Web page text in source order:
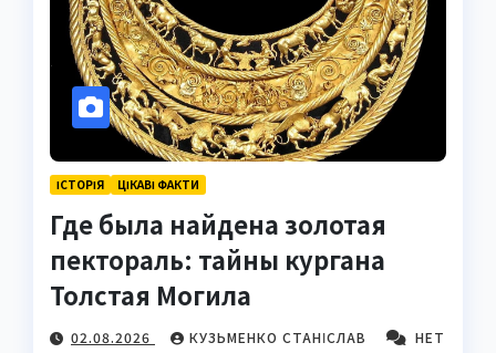
ІСТОРІЯ ЦІКАВІ ФАКТИ
Где была найдена золотая
пектораль: тайны кургана
Толстая Могила
02.08.2026 КУЗЬМЕНКО СТАНІСЛАВ
НЕТ